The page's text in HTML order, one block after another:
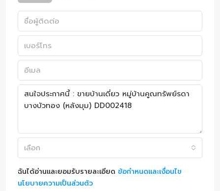
เลือก
ฉันได้อ่านและยอมรับรายละเอียด ข้อกำหนดและเงื่อนไข
นโยบายความเป็นส่วนตัว